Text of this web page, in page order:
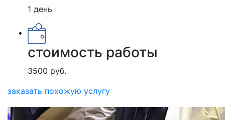
1 день
стоимость работы
3500 руб.
заказать похожую услугу